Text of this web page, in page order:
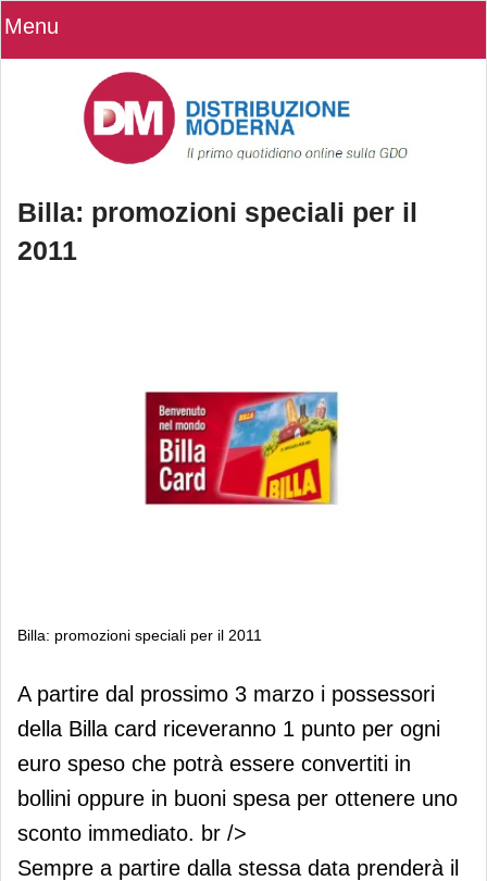
Menu
Billa: promozioni speciali per il
2011
Billa: promozioni speciali per il 2011
Billa: promozioni speciali per il 2011
A partire dal prossimo 3 marzo i possessori
della Billa card riceveranno 1 punto per ogni
euro speso che potrà essere convertiti in
bollini oppure in buoni spesa per ottenere uno
sconto immediato. br />
Sempre a partire dalla stessa data prenderà il